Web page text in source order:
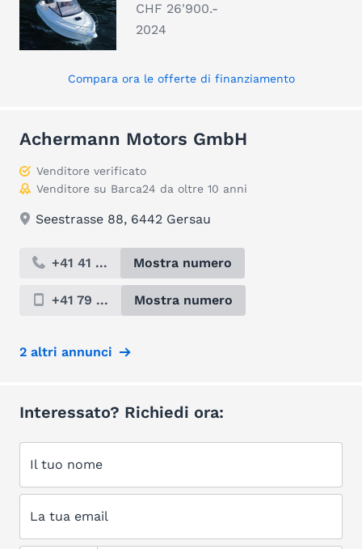
CHF 26'900.-
2024
Compara ora le offerte di finanziamento
Achermann Motors GmbH
Venditore verificato
Venditore su Barca24 da oltre 10 anni
Seestrasse 88, 6442 Gersau
+41 41 ... Mostra numero
+41 79 ... Mostra numero
2 altri annunci
Interessato? Richiedi ora:
Il tuo nome
La tua email